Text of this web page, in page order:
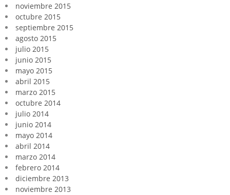
noviembre 2015
octubre 2015
septiembre 2015
agosto 2015
julio 2015
junio 2015
mayo 2015
abril 2015
marzo 2015
octubre 2014
julio 2014
junio 2014
mayo 2014
abril 2014
marzo 2014
febrero 2014
diciembre 2013
noviembre 2013